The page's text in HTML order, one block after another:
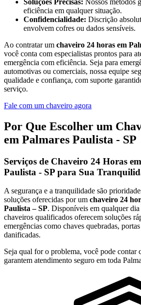
eficiência em qualquer situação.
Confidencialidade: Discrição
envolvem cofres ou dados sensíveis.
Ao contratar um chaveiro 24 horas em
você conta com especialistas prontos para
emergência com eficiência. Seja para
automotivas ou comerciais, nossa equipe
qualidade e confiança, com suporte
serviço.
Fale com um chaveiro agora
Por Que Escolher um
em Palmares Paulista - SP
Serviços de Chaveiro 24 Horas
Paulista - SP para Sua
A segurança e a tranquilidade são
soluções oferecidas por um chaveiro 24
Paulista – SP. Disponíveis em qualquer
chaveiros qualificados oferecem soluções
emergências como chaves quebradas,
danificadas.
Seja qual for o problema, você pode contar
garantem atendimento seguro em toda